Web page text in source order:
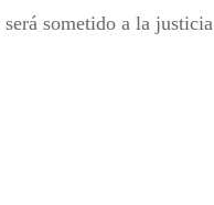
sometido a la justicia